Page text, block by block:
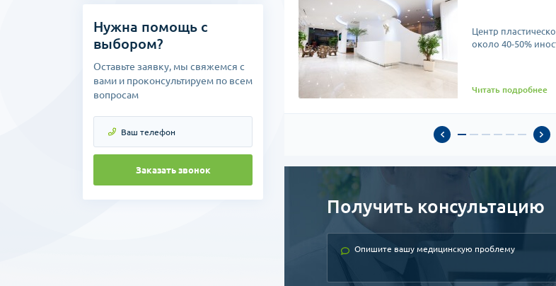
Нужна помощь с
выбором?
Оставьте заявку, мы свяжемся с
вами и проконсультируем по всем
вопросам
Заказать звонок
Уменьшение груди с разрезом через ареолу также
случае делается по ареоле соска, что позволяет
шрам практически незаметным.
Операция по уменьшению груди с использованием
количество ткани. Данный метод является самым
данного метода можно считать длину разреза, однако,
малозаметным со временем
Данные операции пользуются большим спросом среди
вмешательства.
Такие операции проводят под общей анестезией, средняя
Швы снимают на 14 день, а для комфорта пациентки
хирургии, которая начала свою работу в 2004
на ортодонтии и операциях на костях
Центр
около 40-50%
Читать подробнее
Получить консультацию